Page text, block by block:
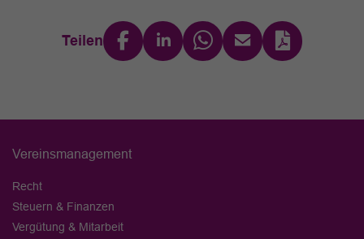
Teilen
Vereinsmanagement
Recht
Steuern & Finanzen
Vergütung & Mitarbeit